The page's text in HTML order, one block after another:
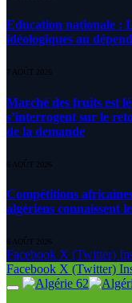
Education nationale :
idéologiques au
7 AOÛT 2026
Marché des fruits est
s’interrogent sur le
de la demande
6 AOÛT 2026
Compétitions
algériens connaissent
6 AOÛT 2026
Facebook X (Twitter)
Facebook X (Twitter)